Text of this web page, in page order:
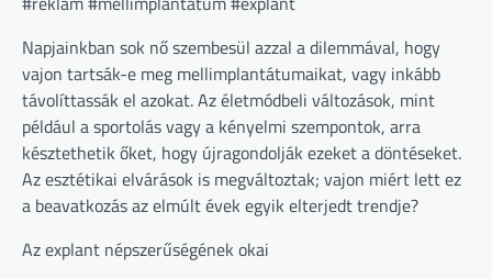
Napjainkban sok nő szembesül azzal a dilemmával, hogy
vajon tartsák-e meg mellimplantátumaikat, vagy inkább
távolíttassák el azokat. Az életmódbeli változások, mint
például a sportolás vagy a kényelmi szempontok, arra
késztethetik őket, hogy újragondolják ezeket a döntéseket.
Az esztétikai elvárások is megváltoztak; vajon miért lett ez
a beavatkozás az elmúlt évek egyik elterjedt trendje?
Az explant népszerűségének okai